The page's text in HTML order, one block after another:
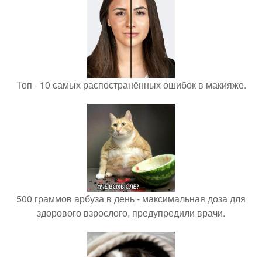
Топ - 10 самых распостранённых ошибок в макияже.
500 граммов арбуза в день - максимальная доза для
здорового взрослого, предупредили врачи.